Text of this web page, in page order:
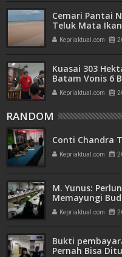
Cemari Pantai
Teluk Mata
Amdal
Kepriaktual.com
Kuasai 303
Batam Vonis 6
Kepriaktual.com
RANDOM
Conti Chandra
Kepriaktual.com
M. Yunus:
Memayungi
Kepriaktual.com
Bukti
Pernah Bisa